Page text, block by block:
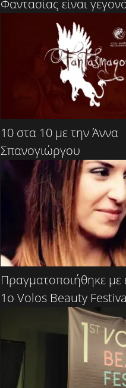
Φαντασίας είναι
10 στα 10 με την Άννα
Σπανογιώργου
Πραγματοποιήθηκε με
1ο Volos Beauty